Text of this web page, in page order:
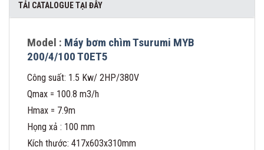
TẢI CATALOGUE TẠI ĐÂY
Model : Máy bơm chìm Tsurumi MYB
200/4/100 T0ET5
Công suất: 1.5 Kw/ 2HP/380V
Qmax = 100.8 m3/h
Hmax = 7.9m
Họng xả : 100 mm
Kích thước: 417x603x310mm